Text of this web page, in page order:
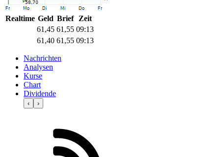
Realtime Geld Brief
Zeit
61,45 61,55 09:13
61,40 61,55 09:13
Nachrichten
Analysen
Kurse
Chart
Dividende
‹ ›